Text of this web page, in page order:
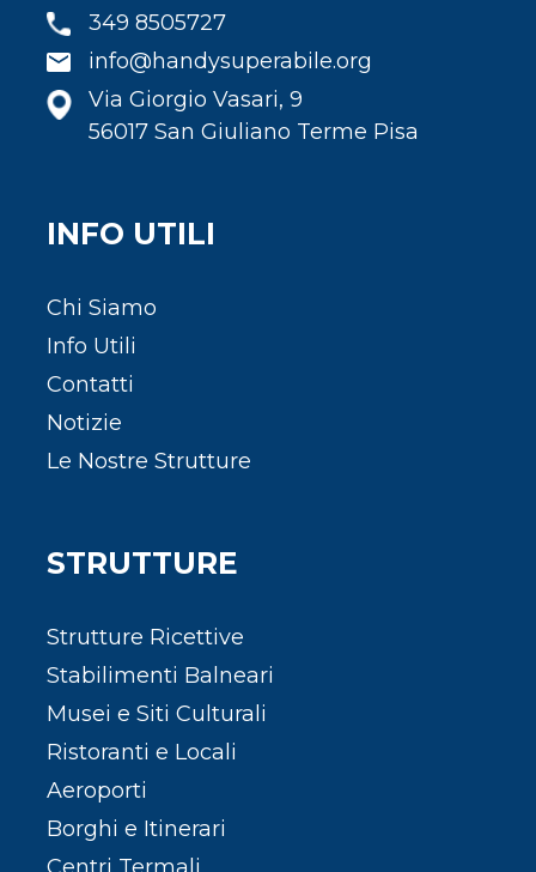
349 8505727
info@handysuperabile.org
Via Giorgio Vasari, 9
56017 San Giuliano Terme Pisa
INFO UTILI
Chi Siamo
Info Utili
Contatti
Notizie
Le Nostre Strutture
STRUTTURE
Strutture Ricettive
Stabilimenti Balneari
Musei e Siti Culturali
Ristoranti e Locali
Aeroporti
Borghi e Itinerari